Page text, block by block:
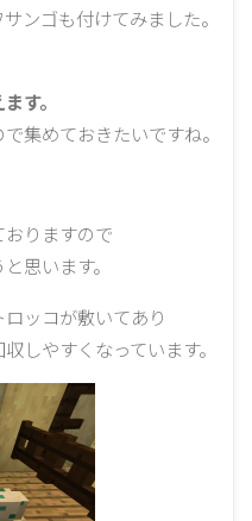
ンゴも付けてみました。
す。
で集めておきたいですね。
りますので
思います。
ッコが敷いてあり
しやすくなっています。